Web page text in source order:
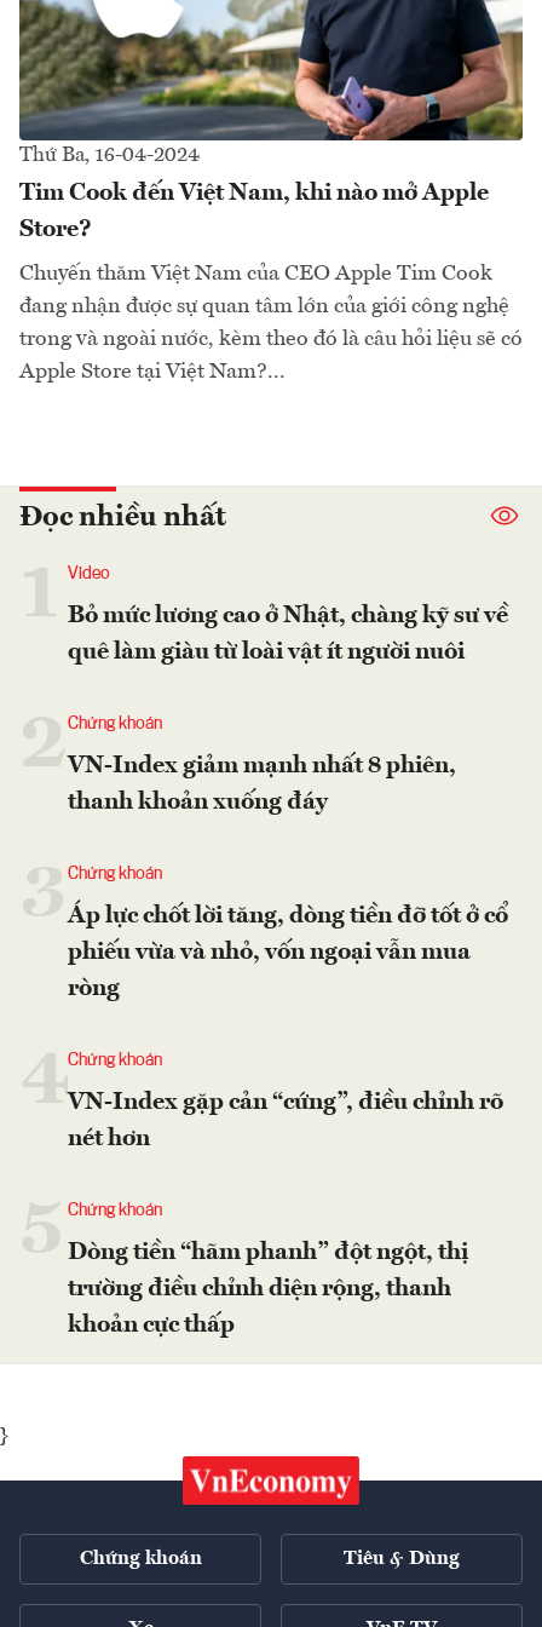
Thứ Ba, 16-04-2024
Tim Cook đến Việt Nam, khi nào mở Apple
Store?
Chuyến thăm Việt Nam của CEO Apple Tim Cook
đang nhận được sự quan tâm lớn của giới công nghệ
trong và ngoài nước, kèm theo đó là câu hỏi liệu sẽ có
Apple Store tại Việt Nam?...
Đọc nhiều nhất
Video
Bỏ mức lương cao ở Nhật, chàng kỹ sư về
quê làm giàu từ loài vật ít người nuôi
2Chứng khoán
VN-Index giảm mạnh nhất 8 phiên,
thanh khoản xuống đáy
Chứng khoán
Áp lực chốt lời tăng, dòng tiền đỡ tốt ở cổ
phiếu vừa và nhỏ, vốn ngoại vẫn mua
ròng
4Chứng khoán
VN-Index gặp cản “cứng”, điều chỉnh rõ
nét hơn
Chứng khoán
Dòng tiền “hãm phanh” đột ngột, thị
trường điều chỉnh diện rộng, thanh
khoản cực thấp
}
Chứng khoán Tiêu & Dùng